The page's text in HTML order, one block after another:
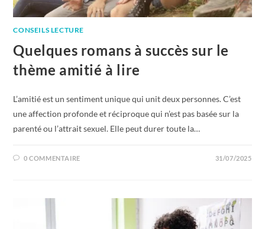
CONSEILS LECTURE
Quelques romans à succès sur le
thème amitié à lire
L’amitié est un sentiment unique qui unit deux personnes. C’est
une affection profonde et réciproque qui n’est pas basée sur la
parenté ou l’attrait sexuel. Elle peut durer toute la…
0 COMMENTAIRE 31/07/2025